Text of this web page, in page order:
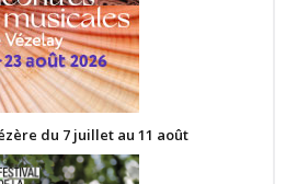
du 7 juillet au 11 août